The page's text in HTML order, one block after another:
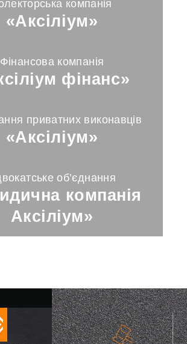
компанія
«Аксіліум»
Фінансова компанія
фінанс»
приватних виконавців
«Аксіліум»
об’єднання
компанія
Аксіліум»